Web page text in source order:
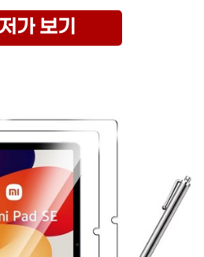
가 보기